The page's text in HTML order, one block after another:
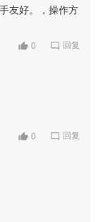
友好。，操作方
0 回复
0 回复